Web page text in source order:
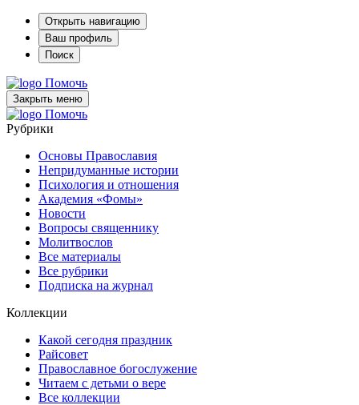
Открыть навигацию
Ваш профиль
Поиск
Помочь
Закрыть меню
Помочь
Рубрики
Основы Православия
Непридуманные истории
Психология и отношения
Академия «Фомы»
Новости
Вопросы священнику
Молитвослов
Все материалы
Все рубрики
Подписка на журнал
Коллекции
Какой сегодня праздник
Райсовет
Православное богослужение
Читаем с детьми о вере
Все коллекции